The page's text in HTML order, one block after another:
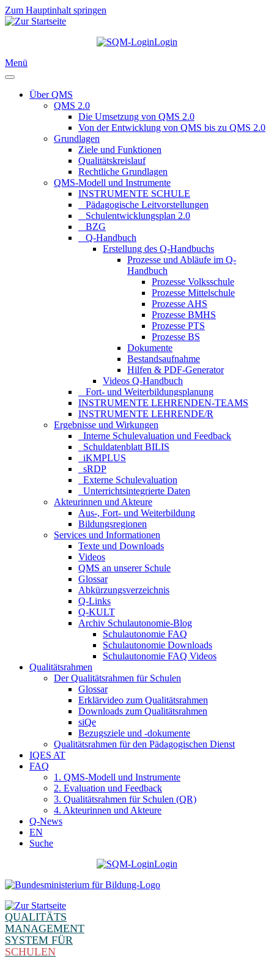
Zum Hauptinhalt springen
Login
Menü
Über QMS
QMS 2.0
Die Umsetzung von QMS 2.0
Von der Entwicklung von QMS bis zu QMS 2.0
Grundlagen
Ziele und Funktionen
Qualitätskreislauf
Rechtliche Grundlagen
QMS-Modell und Instrumente
INSTRUMENTE SCHULE
_ Pädagogische Leitvorstellungen
_ Schulentwicklungsplan 2.0
_ BZG
_ Q-Handbuch
Erstellung des Q-Handbuchs
Prozesse und Abläufe im Q-
Handbuch
Prozesse Volksschule
Prozesse Mittelschule
Prozesse AHS
Prozesse BMHS
Prozesse PTS
Prozesse BS
Dokumente
Bestandsaufnahme
Hilfen & PDF-Generator
Videos Q-Handbuch
_ Fort- und Weiterbildungsplanung
INSTRUMENTE LEHRENDEN-TEAMS
INSTRUMENTE LEHRENDE/R
Ergebnisse und Wirkungen
_Interne Schulevaluation und Feedback
_Schuldatenblatt BILIS
_iKMPLUS
_sRDP
_Externe Schulevaluation
_Unterrichtsintegrierte Daten
Akteurinnen und Akteure
Aus-, Fort- und Weiterbildung
Bildungsregionen
Services und Informationen
Texte und Downloads
Videos
QMS an unserer Schule
Glossar
Abkürzungsverzeichnis
Q-Links
Q-KULT
Archiv Schulautonomie-Blog
Schulautonomie FAQ
Schulautonomie Downloads
Schulautonomie FAQ Videos
Qualitätsrahmen
Der Qualitätsrahmen für Schulen
Glossar
Erklärvideo zum Qualitätsrahmen
Downloads zum Qualitätsrahmen
siQe
Bezugsziele und -dokumente
Qualitätsrahmen für den Pädagogischen Dienst
IQES AT
FAQ
1. QMS-Modell und Instrumente
2. Evaluation und Feedback
3. Qualitätsrahmen für Schulen (QR)
4. Akteurinnen und Akteure
Q-News
EN
Suche
Login
QUALITÄTS
MANAGEMENT
SYSTEM FÜR
SCHULEN